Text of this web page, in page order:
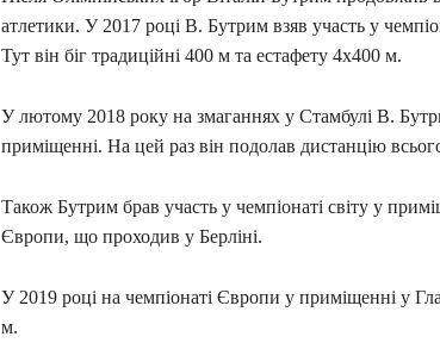
атлетики. У 2017 році В. Бутрим взяв участь у
Тут він біг традиційні 400 м та естафету 4х400 м.
У лютому 2018 року на змаганнях у Стамбулі В.
приміщенні. На цей раз він подолав дистанцію
Також Бутрим брав участь у чемпіонаті світу у
Європи, що проходив у Берліні.
У 2019 році на чемпіонаті Європи у приміщенні у
м.